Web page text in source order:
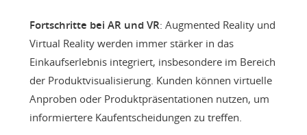
Fortschritte bei AR und VR: Augmented Reality und
Virtual Reality werden immer stärker in das
Einkaufserlebnis integriert, insbesondere im Bereich
der Produktvisualisierung. Kunden können virtuelle
Anproben oder Produktpräsentationen nutzen, um
informiertere Kaufentscheidungen zu treffen.